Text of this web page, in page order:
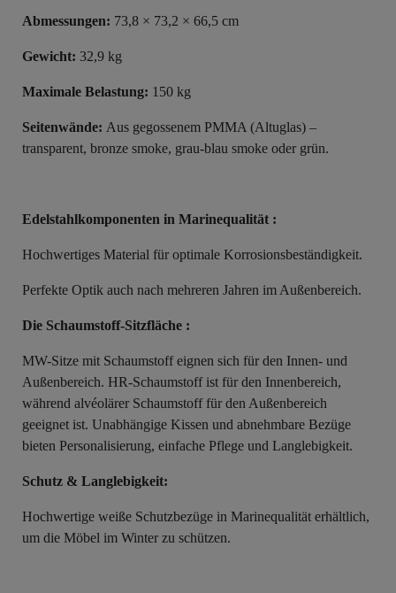
Abmessungen: 73,8 × 73,2 × 66,5 cm
Gewicht: 32,9 kg
Maximale Belastung: 150 kg
Seitenwände: Aus gegossenem PMMA (Altuglas) –
transparent, bronze smoke, grau-blau smoke oder grün.
Edelstahlkomponenten in Marinequalität :
Hochwertiges Material für optimale Korrosionsbeständigkeit.
Perfekte Optik auch nach mehreren Jahren im Außenbereich.
Die Schaumstoff-Sitzfläche :
MW-Sitze mit Schaumstoff eignen sich für den Innen- und
Außenbereich. HR-Schaumstoff ist für den Innenbereich,
während alvéolärer Schaumstoff für den Außenbereich
geeignet ist. Unabhängige Kissen und abnehmbare Bezüge
bieten Personalisierung, einfache Pflege und Langlebigkeit.
Schutz & Langlebigkeit:
Hochwertige weiße Schutzbezüge in Marinequalität erhältlich,
um die Möbel im Winter zu schützen.